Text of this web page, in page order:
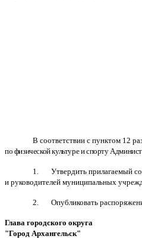
В соответствии с пунктом 12
по физической культуре и спорту
1. Утвердить прилагаемый
и руководителей муниципальных
2. Опубликовать
Глава городского округа
"Город Архангельск"